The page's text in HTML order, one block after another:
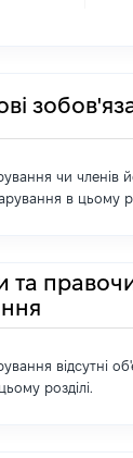
чи членів
в цьому
та
відсутні
розділі.